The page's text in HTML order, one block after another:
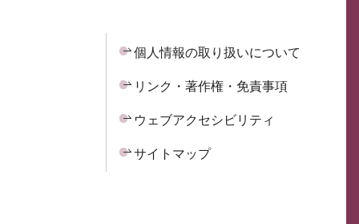
個人情報の取り扱いについて
リンク・著作権・免責事項
ウェブアクセシビリティ
サイトマップ